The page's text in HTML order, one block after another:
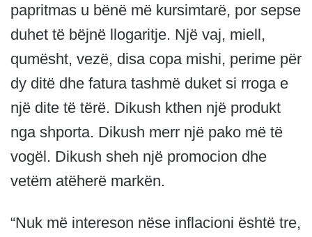
papritmas u bënë më kursimtarë, por sepse
duhet të bëjnë llogaritje. Një vaj, miell,
qumësht, vezë, disa copa mishi, perime për
dy ditë dhe fatura tashmë duket si rroga e
një dite të tërë. Dikush kthen një produkt
nga shporta. Dikush merr një pako më të
vogël. Dikush sheh një promocion dhe
vetëm atëherë markën.
“Nuk më intereson nëse inflacioni është tre,